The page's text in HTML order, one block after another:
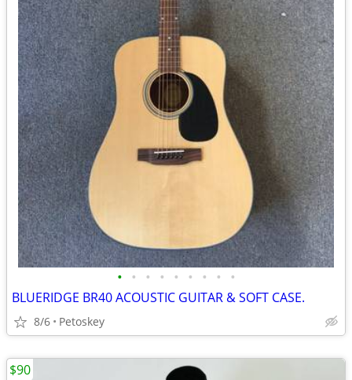
• • • • • • • • •
BLUERIDGE BR40 ACOUSTIC GUITAR & SOFT CASE.
8/6 Petoskey
$90